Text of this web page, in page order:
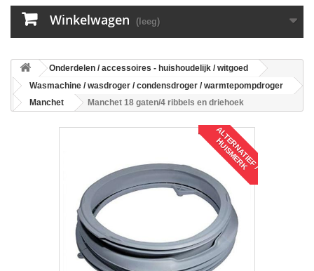
Winkelwagen (leeg)
Onderdelen / accessoires - huishoudelijk / witgoed
Wasmachine / wasdroger / condensdroger / warmtepompdroger
Manchet
Manchet 18 gaten/4 ribbels en driehoek
A
L
T
E
R
N
A
T
I
E
F
/
H
U
I
S
M
E
R
K